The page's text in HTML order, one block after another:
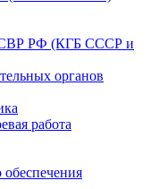
РФ (КГБ СССР и
органов
работа